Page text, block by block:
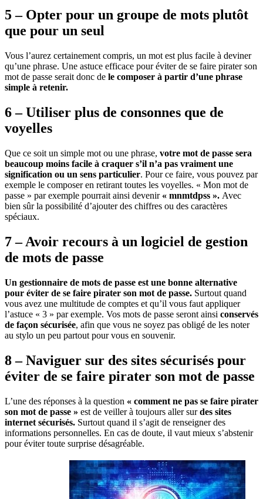
5 – Opter pour un groupe de mots plutôt
que pour un seul
Vous l’aurez certainement compris, un mot est plus facile à deviner
qu’une phrase. Une astuce efficace pour éviter de se faire pirater son
mot de passe serait donc de le composer à partir d’une phrase
simple à retenir.
6 – Utiliser plus de consonnes que de
voyelles
Que ce soit un simple mot ou une phrase, votre mot de passe sera
beaucoup moins facile à craquer s’il n’a pas vraiment une
signification ou un sens particulier. Pour ce faire, vous pouvez par
exemple le composer en retirant toutes les voyelles. « Mon mot de
passe » par exemple pourrait ainsi devenir « mnmtdpss ». Avec
bien sûr la possibilité d’ajouter des chiffres ou des caractères
spéciaux.
7 – Avoir recours à un logiciel de gestion
de mots de passe
Un gestionnaire de mots de passe est une bonne alternative
pour éviter de se faire pirater son mot de passe. Surtout quand
vous avez une multitude de comptes et qu’il vous faut appliquer
l’astuce « 3 » par exemple. Vos mots de passe seront ainsi conservés
de façon sécurisée, afin que vous ne soyez pas obligé de les noter
au stylo un peu partout pour vous en souvenir.
8 – Naviguer sur des sites sécurisés pour
éviter de se faire pirater son mot de passe
L’une des réponses à la question « comment ne pas se faire pirater
son mot de passe » est de veiller à toujours aller surdes sites
internet sécurisés. Surtout quand il s’agit de renseigner des
informations personnelles. En cas de doute, il vaut mieux s’abstenir
pour éviter toute surprise désagréable.